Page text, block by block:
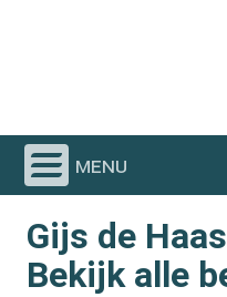
menu
Gijs de
Bekijk alle